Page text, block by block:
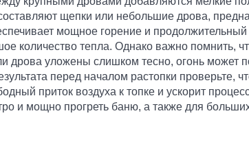
щепки или небольшие дрова,
мощное горение и
количество тепла. Однако важно помнить,
дрова уложены слишком тесно, огонь может
перед началом растопки проверьте,
приток воздуха к топке и ускорит
и мощно прогреть баню, а также для